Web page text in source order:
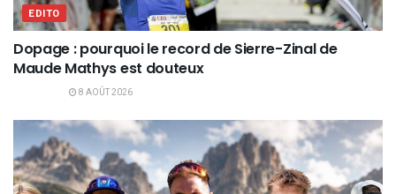
EDITO
Dopage : pourquoi le record de Sierre-Zinal de
Maude Mathys est douteux
8 AOÛT 2026